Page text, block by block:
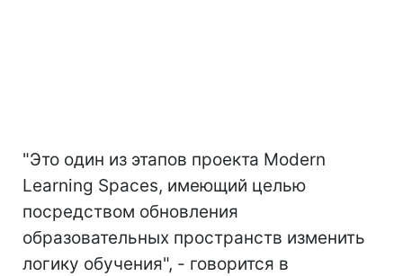
"Это один из этапов проекта Modern
Learning Spaces, имеющий целью
посредством обновления
образовательных пространств изменить
логику обучения", - говорится в